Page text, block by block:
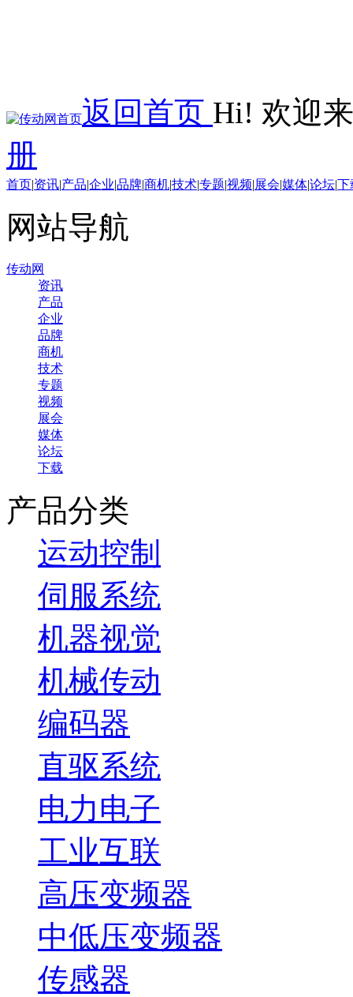
返回首页 Hi! 欢迎
册
首页|资讯|产品|企业|品牌|商机|技术|专题|视频|展会|媒体|论坛|下
网站导航
传动网
资讯
产品
企业
品牌
商机
技术
专题
视频
展会
媒体
论坛
下载
产品分类
运动控制
伺服系统
机器视觉
机械传动
编码器
直驱系统
电力电子
工业互联
高压变频器
中低压变频器
传感器